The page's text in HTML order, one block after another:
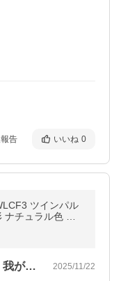
告 いいね 0
ツインパル
チュラル色 新
最近はLEDのものばかりですが、我が家… 2025/11/22